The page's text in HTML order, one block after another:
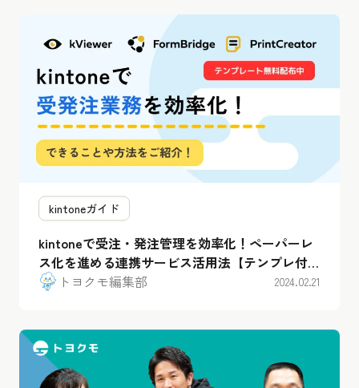
kintoneガイド
kintoneで受注・発注管理を効率化！ペーパーレ
ス化を進める連携サービス活用法【テンプレ付
き】トヨクモ編集部 2024.02.21